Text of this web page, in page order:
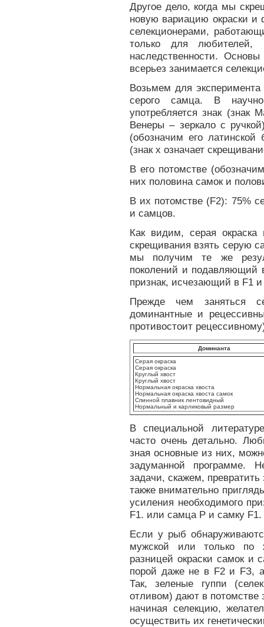
Другое дело, когда мы
новую вариацию окраски
селекционерами,
только для
наследственности.
всерьез занимается
Возьмем для эксперимента
серого самца. В
употребляется знак
Венеры – зеркало с
(обозначим его
(знак х означает
В его потомстве
них половина самок и
В их потомстве (F2): 75%
и самцов.
Как видим, серая
скрещивания взять серую
мы получим те же
поколений и подавляющий
признак, исчезающий в F1
Прежде чем заняться
доминантные и
противостоит
Доминанта
Серая окраска
Серая окраска
Круглый хвост
Круглый хвост
Нормальная окраска хвоста
Нормальная окраска хвоста самок
Спинной плавник лентовидный
Нормальный и карликовый размер
В специальной
часто очень детально.
зная основные из них,
задуманной программе.
задачи, скажем,
также внимательно
усиления необходимого
F1. или самца P и самку F1.
Если у рыб
мужской или только по
разницей окраски самок и
порой даже не в F2 и FЗ, а
Так, зеленые гуппи
отливом) дают в потомстве
начиная селекцию,
осуществить их